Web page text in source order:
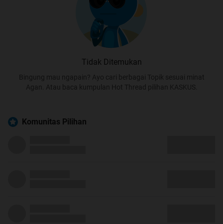
Tidak Ditemukan
Bingung mau ngapain? Ayo cari berbagai Topik sesuai minat
Agan. Atau baca kumpulan Hot Thread pilihan KASKUS.
Komunitas Pilihan